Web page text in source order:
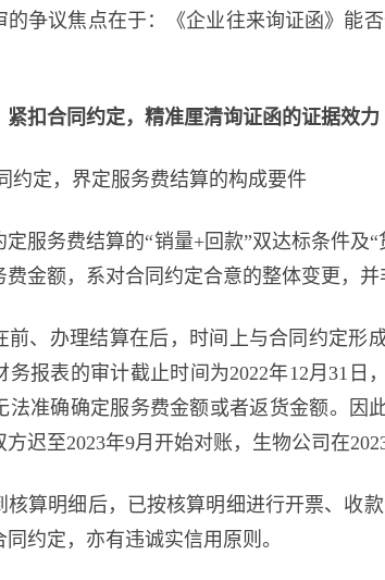
的争议焦点在于：《企业往来询证函》能
紧扣合同约定，精准厘清询证函的证据效力
约定，界定服务费结算的构成要件
定服务费结算的“销量+回款”双达标条件
金额，系对合同约定合意的整体变更，
前、办理结算在后，时间上与合同约定形
务报表的审计截止时间为2022年12月31
法准确确定服务费金额或者返货金额。因
迟至2023年9月开始对账，生物公司在
核算明细后，已按核算明细进行开票、收
约定，亦有违诚实信用原则。